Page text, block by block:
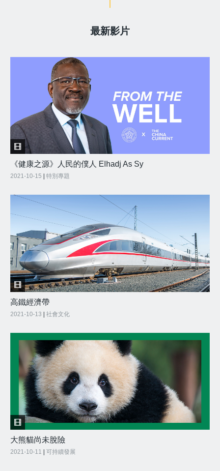
最新影片
《健康之源》人民的僕人 Elhadj As Sy
2021-10-15 特別專題
高鐵經濟帶
2021-10-13 | 社會文化
大熊貓尚未脫險
2021-10-11 可持續發展